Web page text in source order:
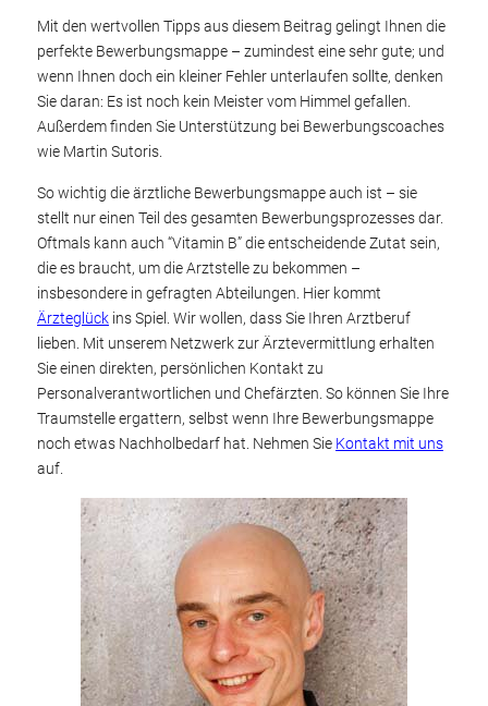
Mit den wertvollen Tipps aus diesem Beitrag gelingt Ihnen die
perfekte Bewerbungsmappe – zumindest eine sehr gute; und
wenn Ihnen doch ein kleiner Fehler unterlaufen sollte, denken
Sie daran: Es ist noch kein Meister vom Himmel gefallen.
Außerdem finden Sie Unterstützung bei Bewerbungscoaches
wie Martin Sutoris.
So wichtig die ärztliche Bewerbungsmappe auch ist – sie
stellt nur einen Teil des gesamten Bewerbungsprozesses dar.
Oftmals kann auch “Vitamin B” die entscheidende Zutat sein,
die es braucht, um die Arztstelle zu bekommen –
insbesondere in gefragten Abteilungen. Hier kommt
Ärzteglück ins Spiel. Wir wollen, dass Sie Ihren Arztberuf
lieben. Mit unserem Netzwerk zur Ärztevermittlung erhalten
Sie einen direkten, persönlichen Kontakt zu
Personalverantwortlichen und Chefärzten. So können Sie Ihre
Traumstelle ergattern, selbst wenn Ihre Bewerbungsmappe
noch etwas Nachholbedarf hat. Nehmen Sie Kontakt mit uns
auf.